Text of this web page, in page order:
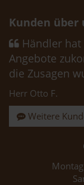
Kunden über
Händler
Angebote
die Zusagen
Herr Otto F.
Weitere